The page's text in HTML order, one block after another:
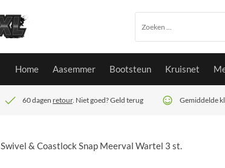
Home Aasemmer Bootsteun Kruisnet
60 dagen retour. Niet goed? Geld terug Gemiddelde
Swivel & Coastlock Snap Meerval Wartel 3 st.